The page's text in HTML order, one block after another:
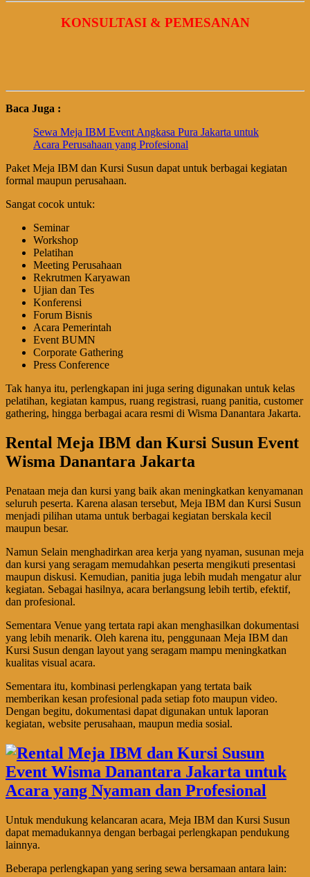
KONSULTASI & PEMESANAN
Baca Juga :
Sewa Meja IBM Event Angkasa Pura Jakarta untuk
Acara Perusahaan yang Profesional
Paket Meja IBM dan Kursi Susun dapat untuk berbagai kegiatan
formal maupun perusahaan.
Sangat cocok untuk:
Seminar
Workshop
Pelatihan
Meeting Perusahaan
Rekrutmen Karyawan
Ujian dan Tes
Konferensi
Forum Bisnis
Acara Pemerintah
Event BUMN
Corporate Gathering
Press Conference
Tak hanya itu, perlengkapan ini juga sering digunakan untuk kelas
pelatihan, kegiatan kampus, ruang registrasi, ruang panitia, customer
gathering, hingga berbagai acara resmi di Wisma Danantara Jakarta.
Rental Meja IBM dan Kursi Susun Event
Wisma Danantara Jakarta
Penataan meja dan kursi yang baik akan meningkatkan kenyamanan
seluruh peserta. Karena alasan tersebut, Meja IBM dan Kursi Susun
menjadi pilihan utama untuk berbagai kegiatan berskala kecil
maupun besar.
Namun Selain menghadirkan area kerja yang nyaman, susunan meja
dan kursi yang seragam memudahkan peserta mengikuti presentasi
maupun diskusi. Kemudian, panitia juga lebih mudah mengatur alur
kegiatan. Sebagai hasilnya, acara berlangsung lebih tertib, efektif,
dan profesional.
Sementara Venue yang tertata rapi akan menghasilkan dokumentasi
yang lebih menarik. Oleh karena itu, penggunaan Meja IBM dan
Kursi Susun dengan layout yang seragam mampu meningkatkan
kualitas visual acara.
Sementara itu, kombinasi perlengkapan yang tertata baik
memberikan kesan profesional pada setiap foto maupun video.
Dengan begitu, dokumentasi dapat digunakan untuk laporan
kegiatan, website perusahaan, maupun media sosial.
Untuk mendukung kelancaran acara, Meja IBM dan Kursi Susun
dapat memadukannya dengan berbagai perlengkapan pendukung
lainnya.
Beberapa perlengkapan yang sering sewa bersamaan antara lain: